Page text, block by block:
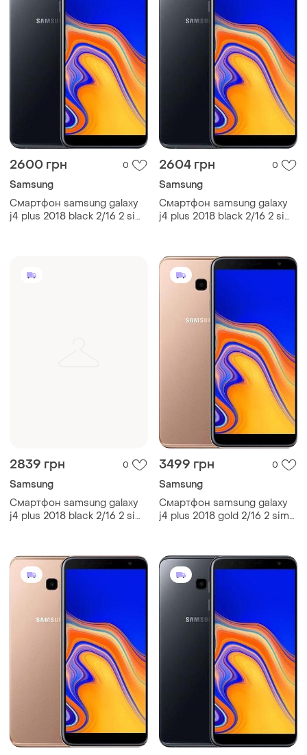
2600 грн 0
Samsung
Смартфон samsung galaxy
j4 plus 2018 black 2/16 2 sim
2604 грн 0
Samsung
Смартфон samsung galaxy
j4 plus 2018 black 2/16 2 sim
2839 грн 0
Samsung
Смартфон samsung galaxy
j4 plus 2018 black 2/16 2 sim
3499 грн 0
Samsung
Смартфон samsung galaxy
j4 plus 2018 gold 2/16 2 sim